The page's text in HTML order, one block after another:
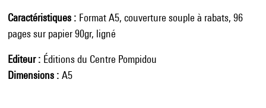
Caractéristiques
Format A5, couverture souple à rabats, 96
pages sur papier 90gr, ligné
Editeur
Éditions du Centre Pompidou
Dimensions
A5